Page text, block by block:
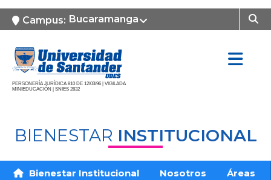
Campus: Bucaramanga
PERSONERÍA JURÍDICA 810 DE 12/03/96 | VIGILADA
MINIEDUCACIÓN | SNIES 2832
BIENESTAR INSTITUCIONAL
Bienestar Institucional Nosotros Áreas